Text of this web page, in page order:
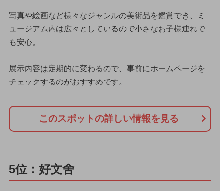
写真や絵画など様々なジャンルの美術品を鑑賞でき、ミ
ュージアム内は広々としているので小さなお子様連れで
も安心。
展示内容は定期的に変わるので、事前にホームページを
チェックするのがおすすめです。
このスポットの詳しい情報を見る
5位：好文舍